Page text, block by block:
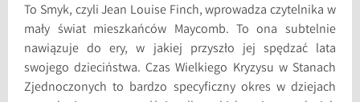
To Smyk, czyli Jean Louise Finch, wprowadza czytelnika w
mały świat mieszkańców Maycomb. To ona subtelnie
nawiązuje do ery, w jakiej przyszło jej spędzać lata
swojego dzieciństwa. Czas Wielkiego Kryzysu w Stanach
Zjednoczonych to bardzo specyficzny okres w dziejach